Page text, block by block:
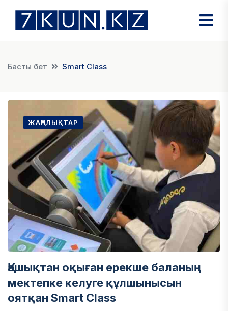
Басты бет Smart Class
ЖАҢАЛЫҚТАР
Қашықтан оқыған ерекше баланың
мектепке келуге құлшынысын
оятқан Smart Class